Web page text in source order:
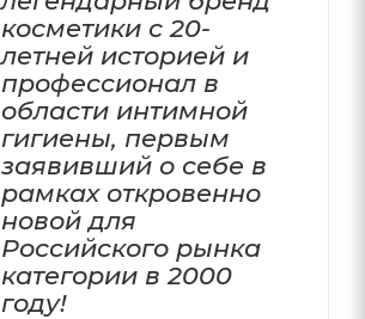
косметики с 20-
летней историей и
профессионал в
области интимной
гигиены, первым
заявивший о себе в
рамках откровенно
новой для
Российского рынка
категории в 2000
году!